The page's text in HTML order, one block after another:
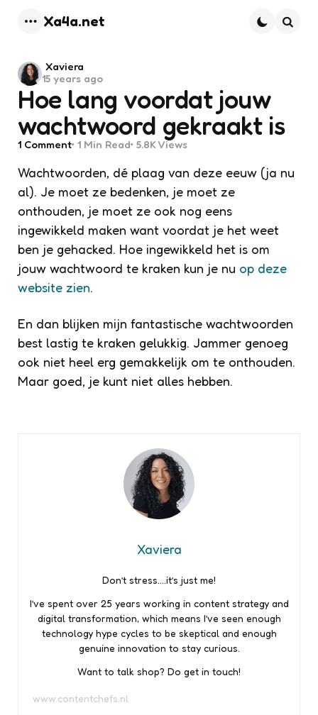
Xa4a.net
Hoe lang voordat jouw
wachtwoord gekraakt is
Posted
by
Xaviera
15 years ago
1 Comment 1 Min Read 5.8K Views
Wachtwoorden, dé plaag van deze eeuw (ja nu
al). Je moet ze bedenken, je moet ze
onthouden, je moet ze ook nog eens
ingewikkeld maken want voordat je het weet
ben je gehacked. Hoe ingewikkeld het is om
jouw wachtwoord te kraken kun je nu op deze
website zien.
En dan blijken mijn fantastische wachtwoorden
best lastig te kraken gelukkig. Jammer genoeg
ook niet heel erg gemakkelijk om te onthouden.
Maar goed, je kunt niet alles hebben.
Xaviera
Don’t stress….it’s just me!
I’ve spent over 25 years working in content strategy and
digital transformation, which means I’ve seen enough
technology hype cycles to be skeptical and enough
genuine innovation to stay curious.
Want to talk shop? Do get in touch!
www.contentchefs.nl